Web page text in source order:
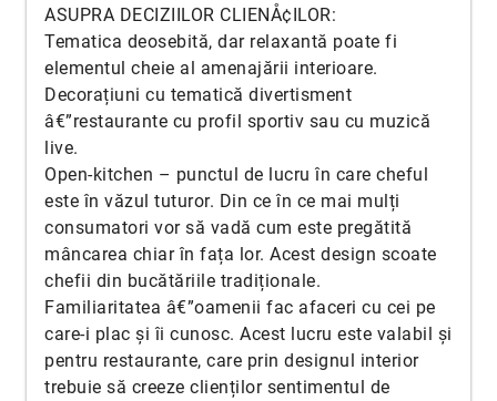
ASUPRA DECIZIILOR CLIENÅ¢ILOR:
Tematica deosebită, dar relaxantă poate fi
elementul cheie al amenajării interioare.
Decorațiuni cu tematică divertisment
â€”restaurante cu profil sportiv sau cu muzică
live.
Open-kitchen – punctul de lucru în care cheful
este în văzul tuturor. Din ce în ce mai mulți
consumatori vor să vadă cum este pregătită
mâncarea chiar în fața lor. Acest design scoate
chefii din bucătăriile tradiționale.
Familiaritatea â€”oamenii fac afaceri cu cei pe
care-i plac și îi cunosc. Acest lucru este valabil și
pentru restaurante, care prin designul interior
trebuie să creeze clienților sentimentul de